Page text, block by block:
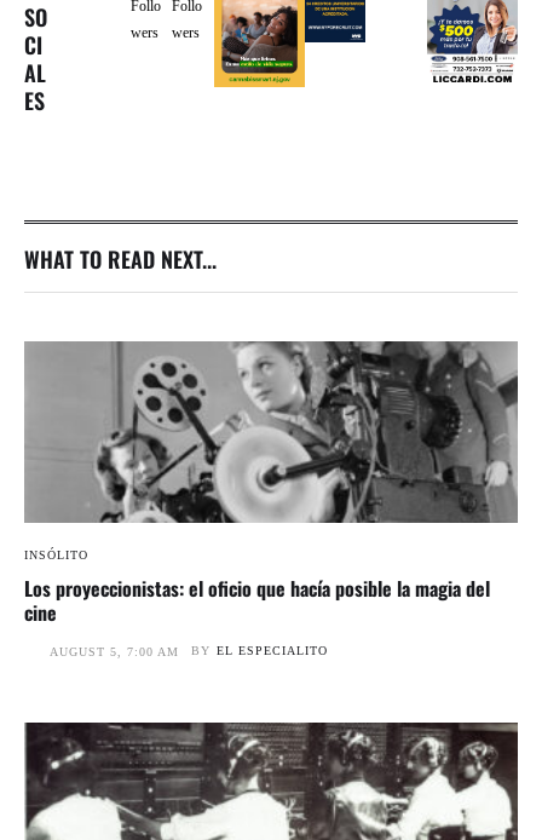
SO
CI
AL
ES
Follo
wers
Follo
wers
WHAT TO READ NEXT...
INSÓLITO
Los proyeccionistas: el oficio que hacía posible la magia del
cine
AUGUST 5, 7:00 AM BY EL ESPECIALITO